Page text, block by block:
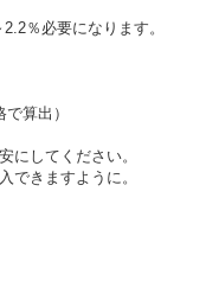
％必要になります。
算出）
にしてください。
できますように。